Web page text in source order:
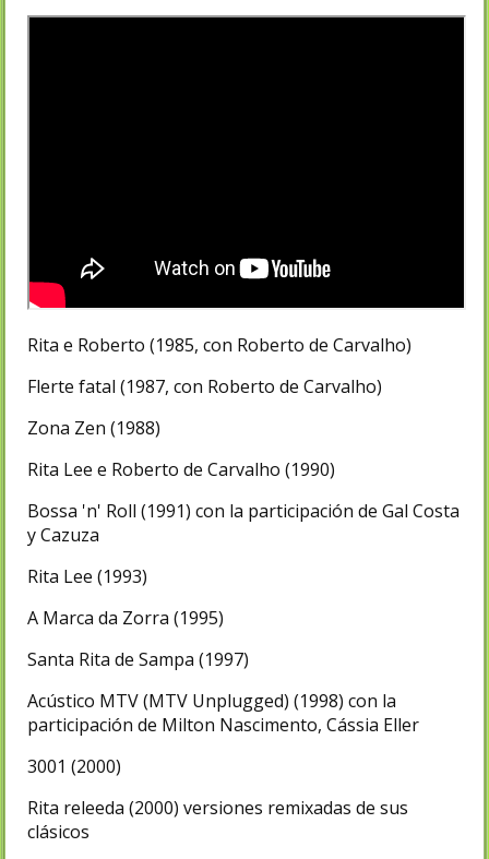
Rita e Roberto (1985, con Roberto de Carvalho)
Flerte fatal (1987, con Roberto de Carvalho)
Zona Zen (1988)
Rita Lee e Roberto de Carvalho (1990)
Bossa 'n' Roll (1991) con la participación de Gal Costa
y Cazuza
Rita Lee (1993)
A Marca da Zorra (1995)
Santa Rita de Sampa (1997)
Acústico MTV (MTV Unplugged) (1998) con la
participación de Milton Nascimento, Cássia Eller
3001 (2000)
Rita releeda (2000) versiones remixadas de sus
clásicos